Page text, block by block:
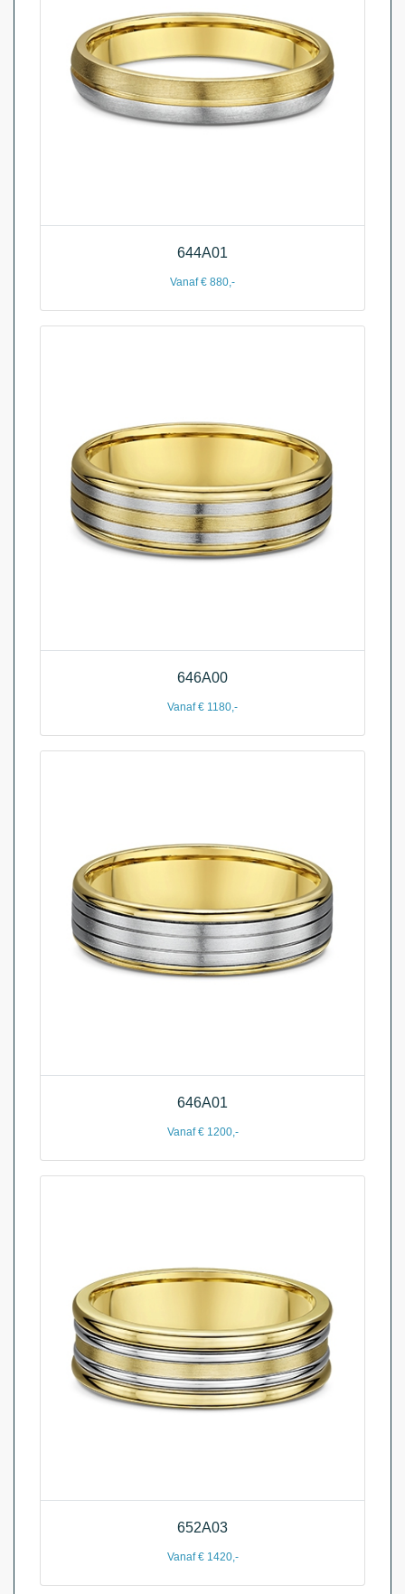
644A01
Vanaf € 880,-
646A00
Vanaf € 1180,-
646A01
Vanaf € 1200,-
652A03
Vanaf € 1420,-